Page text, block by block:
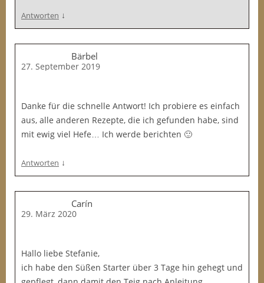
Antworten ↓
Bärbel
27. September 2019
Danke für die schnelle Antwort! Ich probiere es einfach
aus, alle anderen Rezepte, die ich gefunden habe, sind
mit ewig viel Hefe… Ich werde berichten 🙂
Antworten ↓
Carín
29. März 2020
Hallo liebe Stefanie,
ich habe den Süßen Starter über 3 Tage hin gehegt und